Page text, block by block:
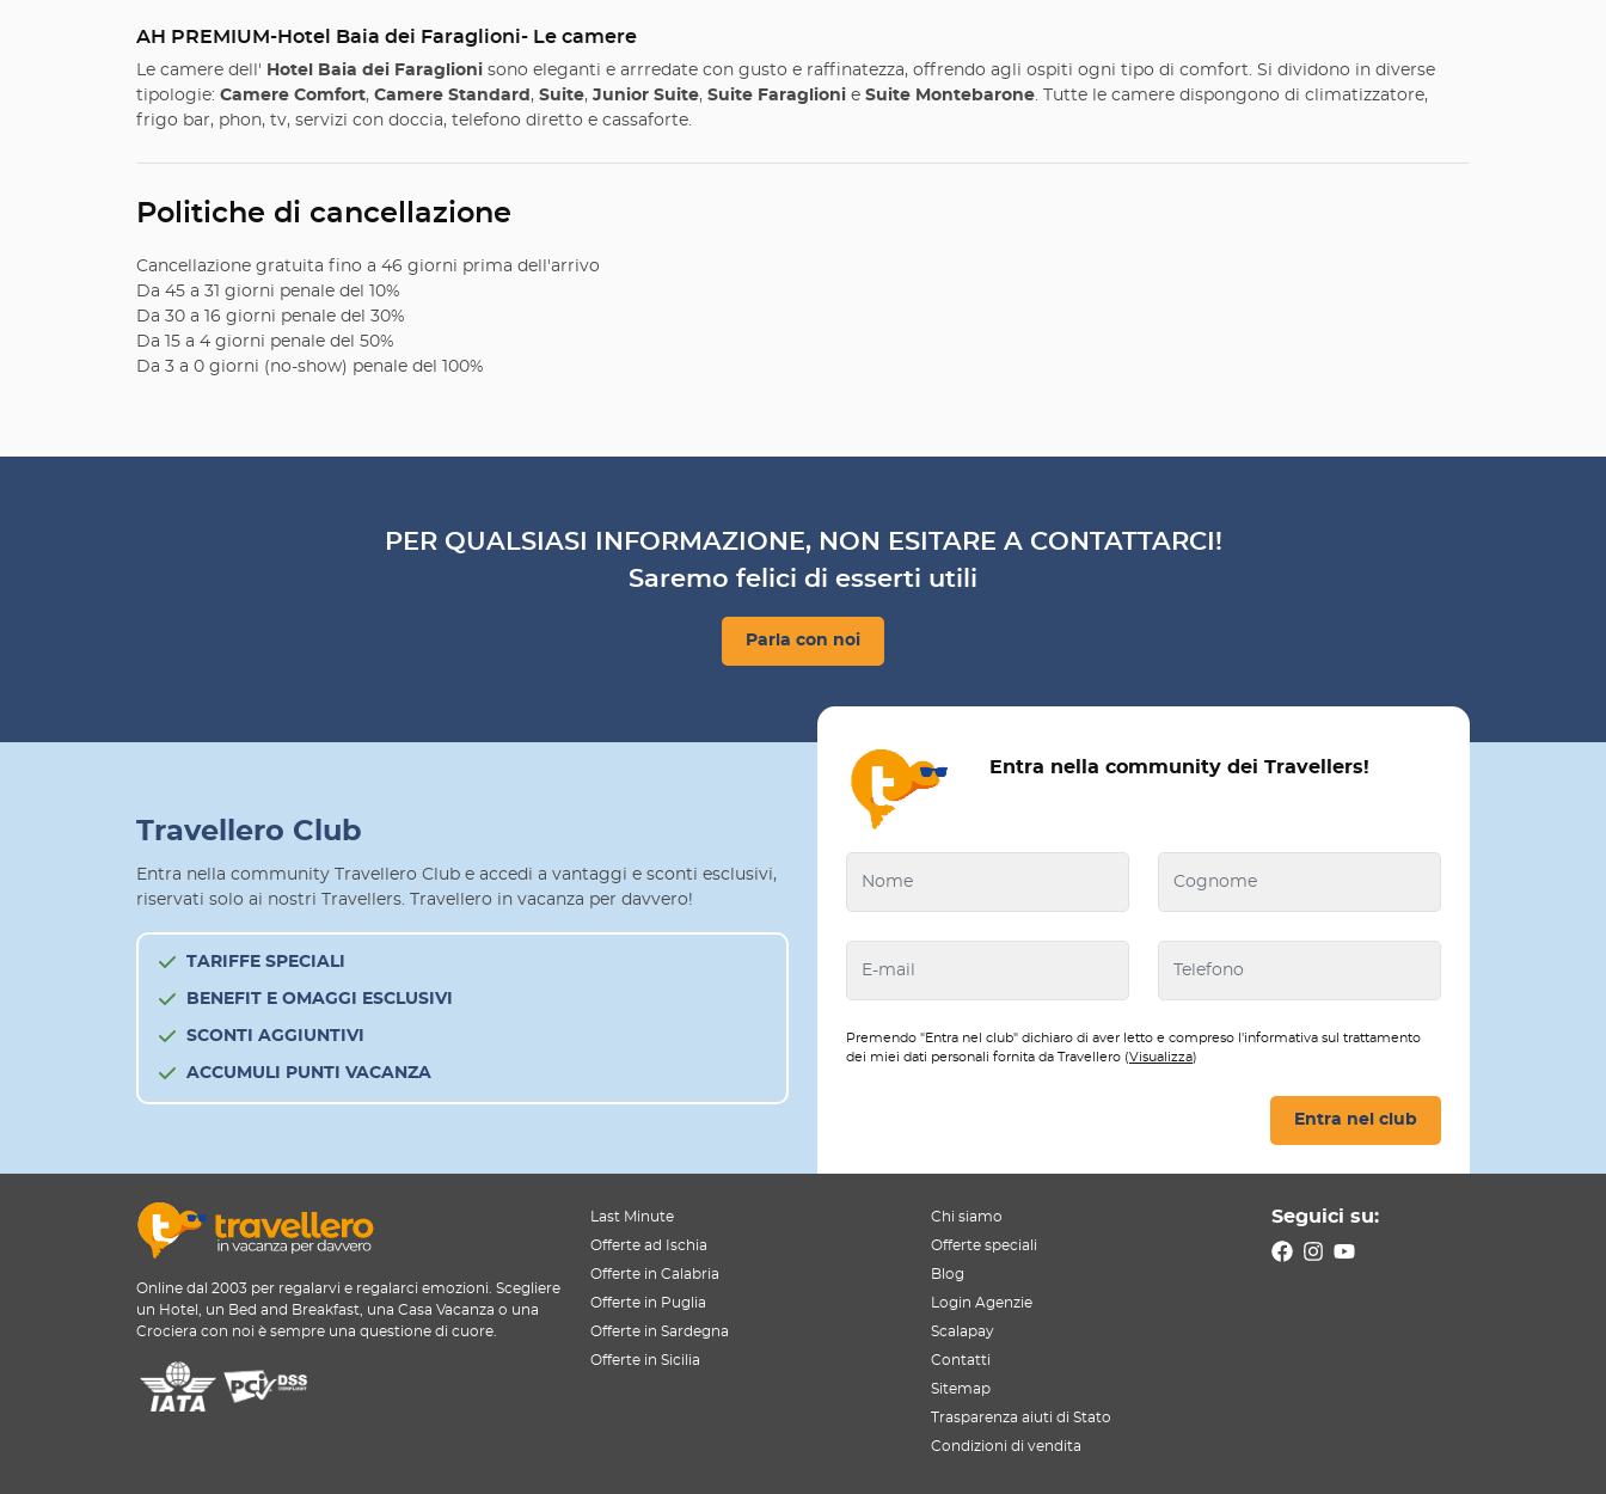
AH PREMIUM-Hotel Baia dei Faraglioni- Le camere
Le camere dell' Hotel Baia dei Faraglioni sono eleganti e arrredate con gusto e raffinatezza, offrendo agli ospiti ogni tipo di comfort. Si dividono in diverse
tipologie: Camere Comfort, Camere Standard , Suite, Junior Suite, Suite Faraglioni e Suite Montebarone . Tutte le camere dispongono di climatizzatore,
frigo bar, phon, tv, servizi con doccia, telefono diretto e cassaforte.
Politiche di cancellazione
Cancellazione gratuita fino a 46 giorni prima dell'arrivo
Da 45 a 31 giorni penale del 10%
Da 30 a 16 giorni penale del 30%
Da 15 a 4 giorni penale del 50%
Da 3 a 0 giorni (no-show) penale del 100%
PER QUALSIASI INFORMAZIONE, NON ESITARE A CONTATTARCI!
Saremo felici di esserti utili
Parla con noi
Travellero Club
Entra nella community Travellero Club e accedi a vantaggi e sconti esclusivi,
riservati solo ai nostri Travellers. Travellero in vacanza per davvero!
TARIFFE SPECIALI
BENEFIT E OMAGGI ESCLUSIVI
SCONTI AGGIUNTIVI
ACCUMULI PUNTI VACANZA
Entra nella community dei Travellers!
Premendo "Entra nel club" dichiaro di aver letto e compreso l'informativa sul trattamento
dei miei dati personali fornita da Travellero (Visualizza)
Entra nel club
Online dal 2003 per regalarvi e regalarci emozioni. Scegliere
un Hotel, un Bed and Breakfast, una Casa Vacanza o una
Crociera con noi è sempre una questione di cuore.
Last Minute
Offerte ad Ischia
Offerte in Calabria
Offerte in Puglia
Offerte in Sardegna
Offerte in Sicilia
Chi siamo
Offerte speciali
Blog
Login Agenzie
Scalapay
Contatti
Sitemap
Trasparenza aiuti di Stato
Condizioni di vendita
Seguici su: